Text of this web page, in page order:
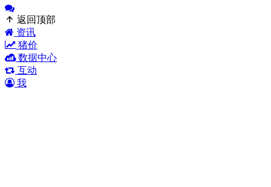
返回顶部
资讯
猪价
数据中心
互动
我